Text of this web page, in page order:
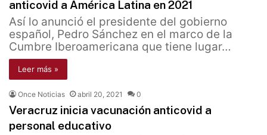
anticovid a América Latina en 2021
Así lo anunció el presidente del gobierno
español, Pedro Sánchez en el marco de la
Cumbre Iberoamericana que tiene lugar…
Leer más »
Once Noticias abril 20, 2021 0
Veracruz inicia vacunación anticovid a
personal educativo